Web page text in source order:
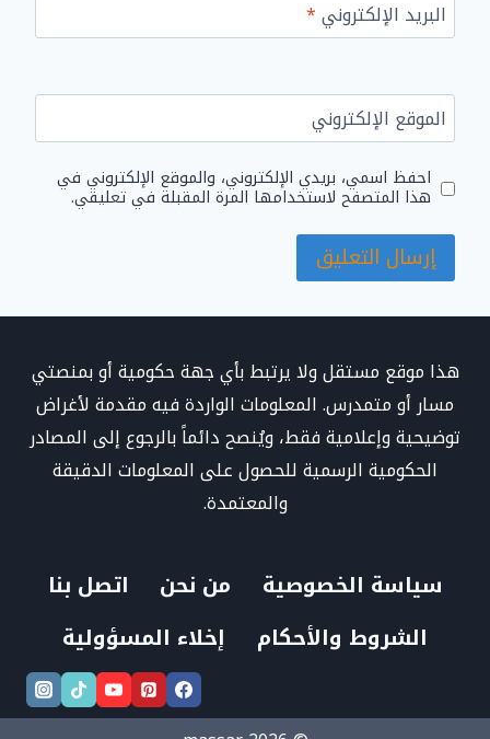
البريد الإلكتروني*
الموقع الإلكتروني
احفظ اسمي، بريدي الإلكتروني، والموقع الإلكتروني في
هذا المتصفح لاستخدامها المرة المقبلة في تعليقي.
هذا موقع مستقل ولا يرتبط بأي جهة حكومية أو بمنصتي
مسار أو متمدرس. المعلومات الواردة فيه مقدمة لأغراض
توضيحية وإعلامية فقط، ويُنصح دائماً بالرجوع إلى المصادر
الحكومية الرسمية للحصول على المعلومات الدقيقة
والمعتمدة.
سياسة الخصوصية من نحن
اتصل بنا
الشروط والأحكام
إخلاء المسؤولية